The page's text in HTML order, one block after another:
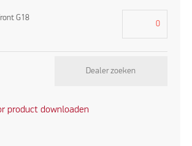
G18
Dealer zoeken
product downloaden